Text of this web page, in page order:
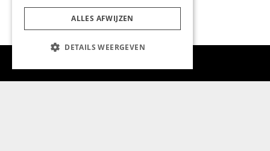
ALLES AFWIJZEN
DETAILS WEERGEVEN